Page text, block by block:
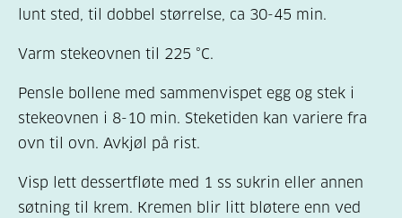
lunt sted, til dobbel størrelse, ca 30-45 min.
Varm stekeovnen til 225 °C.
Pensle bollene med sammenvispet egg og stek i
stekeovnen i 8-10 min. Steketiden kan variere fra
ovn til ovn. Avkjøl på rist.
Visp lett dessertfløte med 1 ss sukrin eller annen
søtning til krem. Kremen blir litt bløtere enn ved